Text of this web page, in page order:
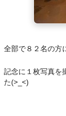
全部で８２名の方
記念に１枚写真を
た(>_<)